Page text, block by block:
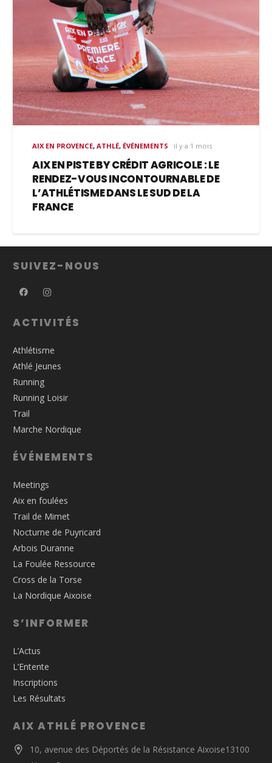
AIX EN PROVENCE,ATHLÉ, ÉVÉNEMENTS il y a 1 mois
AIX EN PISTE BY CRÉDIT AGRICOLE : LE
RENDEZ-VOUS INCONTOURNABLE DE
L’ATHLÉTISME DANS LE SUD DE LA
FRANCE
SUIVEZ-NOUS
ACTIVITÉS
Athlétisme
Athlé Jeunes
Running
Running Loisir
Trail
Marche Nordique
ÉVÉNEMENTS
Meetings
Aix en foulées
Trail de Mimet
Nocturne de Puyricard
Arbois Duranne
La Foulée Ressource
Cross de la Torse
La Nordique Aixoise
S’INFORMER
L’Actus
L’Entente
Inscriptions
Les Résultats
AIX ATHLÉ PROVENCE
10, avenue des Déportés de la Résistance Aixoise13100